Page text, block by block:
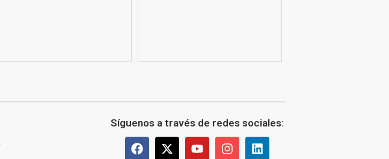
Síguenos a través de redes sociales: